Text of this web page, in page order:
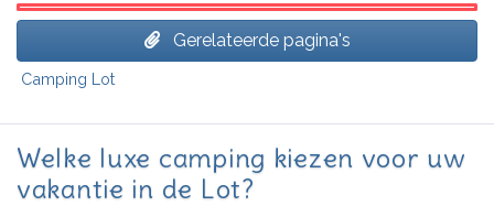
Gerelateerde pagina's
Camping Lot
Welke luxe camping kiezen voor uw
vakantie in de Lot?